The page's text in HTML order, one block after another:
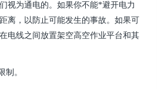
视为通电的。如果你不能*避开电力
离，以防止可能发生的事故。如果可
电线之间放置架空高空作业平台和其
制。